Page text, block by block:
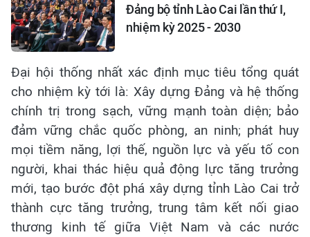
Đảng bộ tỉnh Lào Cai lần thứ I,
nhiệm kỳ 2025 - 2030
Đại hội thống nhất xác định mục tiêu tổng quát
cho nhiệm kỳ tới là: Xây dựng Đảng và hệ thống
chính trị trong sạch, vững mạnh toàn diện; bảo
đảm vững chắc quốc phòng, an ninh; phát huy
mọi tiềm năng, lợi thế, nguồn lực và yếu tố con
người, khai thác hiệu quả động lực tăng trưởng
mới, tạo bước đột phá xây dựng tỉnh Lào Cai trở
thành cực tăng trưởng, trung tâm kết nối giao
thương kinh tế giữa Việt Nam và các nước